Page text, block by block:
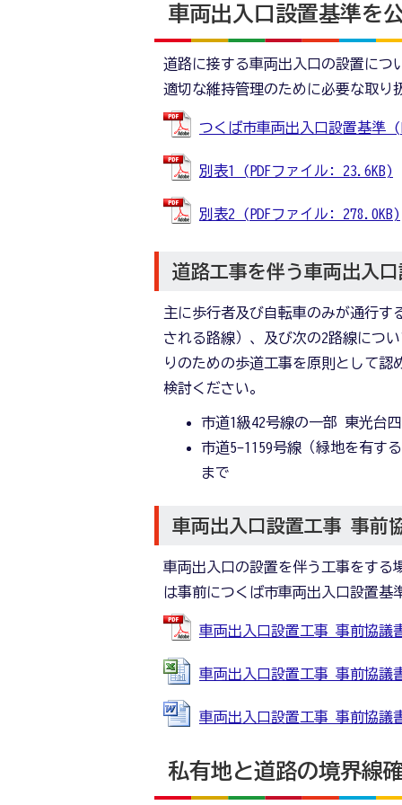
車両出入口設置基準を
道路に接する車両出入口の設置につ
適切な維持管理のために必要な取り
つくば市車両出入口設置基準
別表1 (PDFファイル: 23.6KB)
別表2 (PDFファイル: 278.0KB)
道路工事を伴う車両出入
主に歩行者及び自転車のみが通行す
される路線）、及び次の2路線につ
りのための歩道工事を原則として
検討ください。
市道1級42号線の一部 東光台
市道5-1159号線（緑地を有す
まで
車両出入口設置工事 事前
車両出入口の設置を伴う工事をする
は事前につくば市車両出入口設置基
車両出入口設置工事 事前協議
車両出入口設置工事 事前協
車両出入口設置工事 事前協議
私有地と道路の境界線